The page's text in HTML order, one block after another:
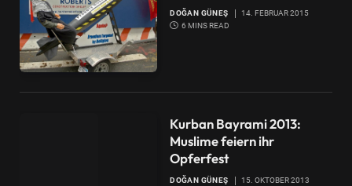
DOĞAN GÜNEŞ
14. FEBRUAR 2015
6 MINS READ
Kurban Bayrami 2013:
Muslime feiern ihr
Opferfest
DOĞAN GÜNEŞ
15. OKTOBER 2013